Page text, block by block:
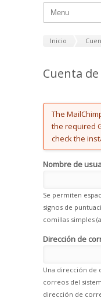
Inicio
Cuenta
Error
The
the required
check the
Nombre de
Se permiten
signos de
comillas simples
Dirección de
Una dirección de
correos del
dirección de